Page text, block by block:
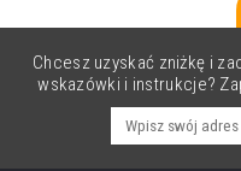
Chcesz uzyskać zniżkę i
wskazówki i instrukcje?